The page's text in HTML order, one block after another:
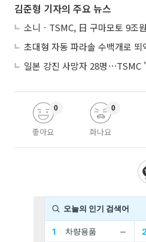
김준형 기자의 주요 뉴스
좋아요
0
화나요
0